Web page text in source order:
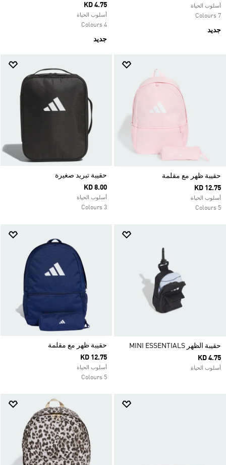
أسلوب الحياة
7 Colours
جديد
KD 4.75
أسلوب الحياة
4 Colours
جديد
حقيبة ظهر مع مقلمة
KD 12.75
أسلوب الحياة
5 Colours
حقيبة تبريد صغيرة
KD 8.00
أسلوب الحياة
3 Colours
حقيبة الظهر MINI ESSENTIALS
KD 4.75
أسلوب الحياة
حقيبة ظهر مع مقلمة
KD 12.75
أسلوب الحياة
5 Colours